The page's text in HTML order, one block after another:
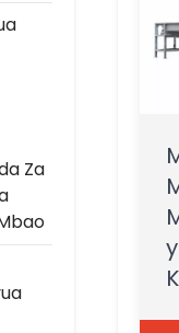
Za